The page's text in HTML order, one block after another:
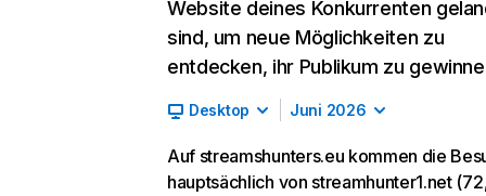
Website deines Konkurrenten
sind, um neue Möglichkeiten zu
entdecken, ihr Publikum zu
Desktop Juni 2026
Auf streamshunters.eu kommen die
hauptsächlich von streamhunter1.net